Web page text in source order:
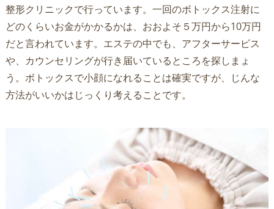
整形クリニックで行っています。一回のボトックス注射に
どのくらいお金がかかるかは、おおよそ５万円から10万円
だと言われています。エステの中でも、アフターサービス
や、カウンセリングが行き届いているところを探しまょ
う。ボトックスで小顔になれることは確実ですが、じんな
方法がいいかはじっくり考えることです。